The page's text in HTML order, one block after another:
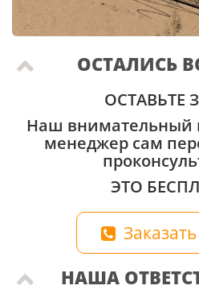
ОСТАЛИСЬ
ОСТАВЬТЕ
Наш внимательный
менеджер сам
ЭТО
НАША